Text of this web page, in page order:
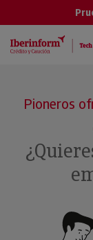
Pioneros